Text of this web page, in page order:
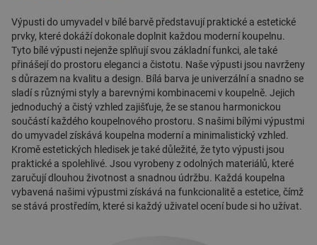
Výpusti do umyvadel v bílé barvě představují praktické a estetické
prvky, které dokáží dokonale doplnit každou moderní koupelnu.
Tyto bílé výpusti nejenže splňují svou základní funkci, ale také
přinášejí do prostoru eleganci a čistotu. Naše výpusti jsou navrženy
s důrazem na kvalitu a design. Bílá barva je univerzální a snadno se
sladí s různými styly a barevnými kombinacemi v koupelně. Jejich
jednoduchý a čistý vzhled zajišťuje, že se stanou harmonickou
součástí každého koupelnového prostoru. S našimi bílými výpustmi
do umyvadel získává koupelna moderní a minimalistický vzhled.
Kromě estetických hledisek je také důležité, že tyto výpusti jsou
praktické a spolehlivé. Jsou vyrobeny z odolných materiálů, které
zaručují dlouhou životnost a snadnou údržbu. Každá koupelna
vybavená našimi výpustmi získává na funkcionalitě a estetice, čímž
se stává prostředím, které si každý uživatel ocení bude si ho užívat.